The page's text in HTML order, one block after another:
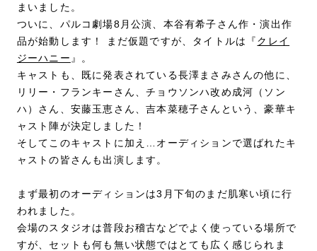
まいました。
ついに、パルコ劇場8月公演、本谷有希子さん作・演出作
品が始動します！ まだ仮題ですが、タイトルは『クレイ
ジーハニー 』。
キャストも、既に発表されている長澤まさみさんの他に、
リリー・フランキーさん、チョウソンハ改め成河（ソン
ハ）さん、安藤玉恵さん、吉本菜穂子さんという、豪華キ
ャスト陣が決定しました！
そしてこのキャストに加え…オーディションで選ばれたキ
ャストの皆さんも出演します。
まず最初のオーディションは3月下旬のまだ肌寒い頃に行
われました。
会場のスタジオは普段お稽古などでよく使っている場所で
すが、セットも何も無い状態ではとても広く感じられま